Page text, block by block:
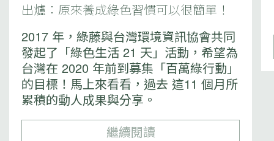
出爐：原來養成綠色習慣可以很簡單！
2017 年，綠藤與台灣環境資訊協會共同
發起了「綠色生活 21 天」活動，希望為
台灣在 2020 年前到募集「百萬綠行動」
的目標！馬上來看看，過去 這11 個月所
累積的動人成果與分享。
繼續閱讀